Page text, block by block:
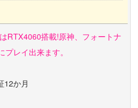
RTX4060搭載!原神、フォートナ
レイ出来ます。
か月